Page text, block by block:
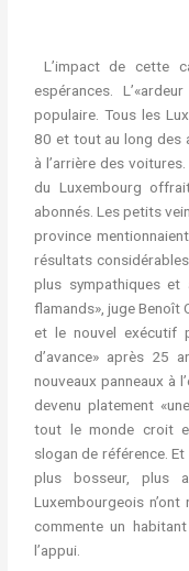
L’impact de cette
espérances.
populaire. Tous les
80 et tout au long des
à l’arrière des
du Luxembourg
abonnés. Les petits
province
résultats
plus sympathiques et
flamands», juge Benoît
et le nouvel exécutif
d’avance» après 25
nouveaux panneaux à
devenu platement
tout le monde croit
slogan de référence.
plus bosseur, plus
Luxembourgeois n’ont
commente un
l’appui.